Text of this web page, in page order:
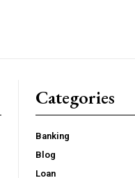
Categories
Banking
Blog
Loan